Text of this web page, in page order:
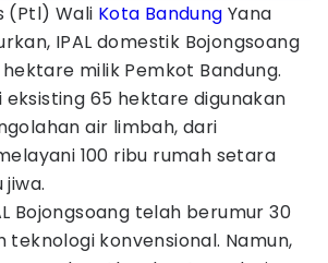
(Ptl) Wali Kota Bandung Yana
IPAL domestik Bojongsoang
milik Pemkot Bandung.
eksisting 65 hektare digunakan
air limbah, dari
100 ribu rumah setara
Bojongsoang telah berumur 30
teknologi konvensional. Namun,